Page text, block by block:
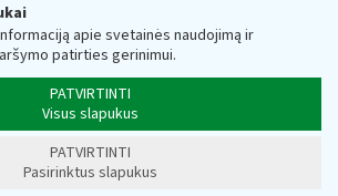
apie svetainės naudojimą ir
patirties gerinimui.
PATVIRTINTI
Visus slapukus
PATVIRTINTI
Pasirinktus slapukus